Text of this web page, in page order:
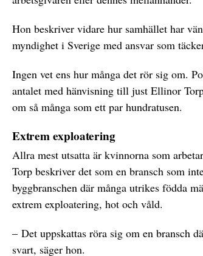
Hon beskriver vidare hur samhället har
myndighet i Sverige med ansvar som
Ingen vet ens hur många det rör sig om.
antalet med hänvisning till just Ellinor
om så många som ett par hundratusen.
Extrem exploatering
Allra mest utsatta är kvinnorna som
Torp beskriver det som en bransch som
byggbranschen där många utrikes födda
extrem exploatering, hot och våld.
– Det uppskattas röra sig om en bransch
svart, säger hon.